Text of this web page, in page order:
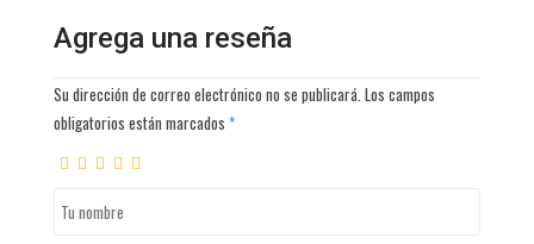
Agrega una reseña
Su dirección de correo electrónico no se publicará. Los campos
obligatorios están marcados *